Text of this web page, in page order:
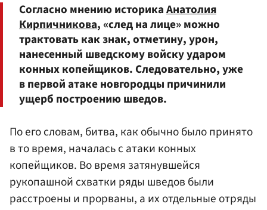
Согласно мнению историкаАнатолия
Кирпичникова, «след на лице» можно
трактовать как знак, отметину, урон,
нанесенный шведскому войску ударом
конных копейщиков. Следовательно, уже
в первой атаке новгородцы причинили
ущерб построению шведов.
По его словам, битва, как обычно было принято
в то время, началась с атаки конных
копейщиков. Во время затянувшейся
рукопашной схватки ряды шведов были
расстроены и прорваны, а их отдельные отряды